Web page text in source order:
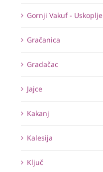
Gornji Vakuf - Uskoplje
Gračanica
Gradačac
Jajce
Kakanj
Kalesija
Ključ